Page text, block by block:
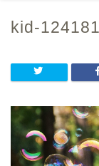
kid-